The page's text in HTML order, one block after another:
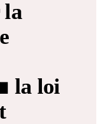
la
la loi